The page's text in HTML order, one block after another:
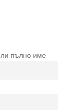
пълно име